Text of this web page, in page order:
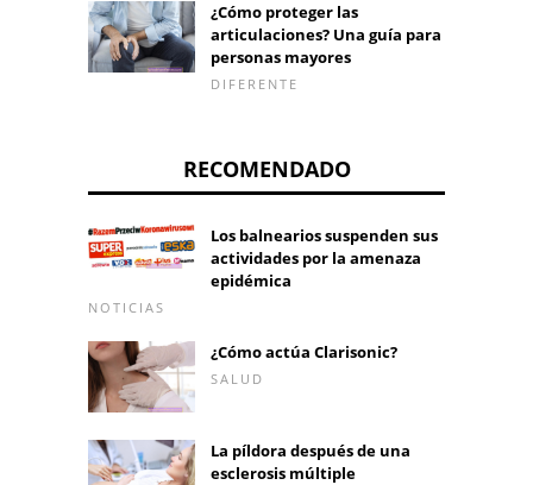
¿Cómo proteger las
articulaciones? Una guía para
personas mayores
DIFERENTE
RECOMENDADO
Los balnearios suspenden sus
actividades por la amenaza
epidémica
NOTICIAS
¿Cómo actúa Clarisonic?
SALUD
La píldora después de una
esclerosis múltiple